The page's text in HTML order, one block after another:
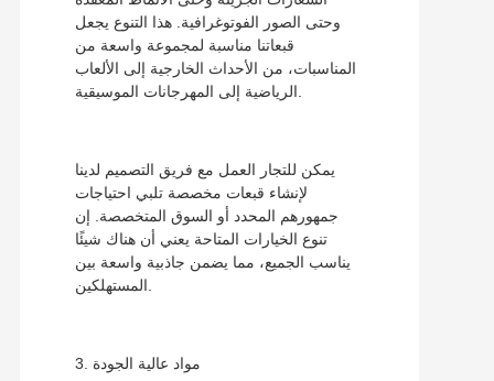
وحتى الصور الفوتوغرافية. هذا التنوع يجعل
قبعاتنا مناسبة لمجموعة واسعة من
المناسبات، من الأحداث الخارجية إلى الألعاب
يمكن للتجار العمل مع فريق التصميم لدينا
لإنشاء قبعات مخصصة تلبي احتياجات
جمهورهم المحدد أو السوق المتخصصة. إن
تنوع الخيارات المتاحة يعني أن هناك شيئًا
يناسب الجميع، مما يضمن جاذبية واسعة بين